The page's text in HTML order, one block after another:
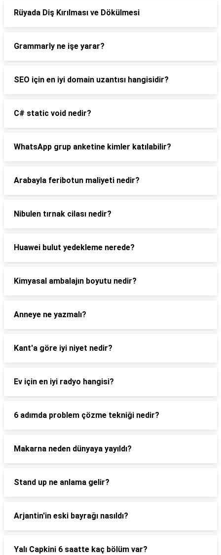
Rüyada Diş Kırılması ve Dökülmesi
Grammarly ne işe yarar?
SEO için en iyi domain uzantısı hangisidir?
C# static void nedir?
WhatsApp grup anketine kimler katılabilir?
Arabayla feribotun maliyeti nedir?
Nibulen tırnak cilası nedir?
Huawei bulut yedekleme nerede?
Kimyasal ambalajın boyutu nedir?
Anneye ne yazmalı?
Kant'a göre iyi niyet nedir?
Ev için en iyi radyo hangisi?
6 adımda problem çözme tekniği nedir?
Makarna neden dünyaya yayıldı?
Stand up ne anlama gelir?
Arjantin'in eski bayrağı nasıldı?
Yalı Capkini 6 saatte kaç bölüm var?